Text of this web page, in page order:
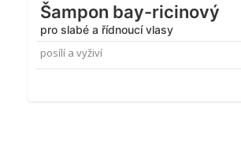
Šampon bay-ricinový
pro slabé a řídnoucí vlasy
posílí a vyživí